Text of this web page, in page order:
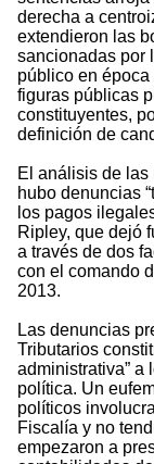
derecha a
extendieron las
sancionadas por
público en
figuras públicas
constituyentes,
definición de
El análisis de
hubo denuncias
los pagos
Ripley, que dejó
a través de dos
con el comando
2013.
Las denuncias
Tributarios
administrativa” a
política. Un
políticos
Fiscalía y no
empezaron a